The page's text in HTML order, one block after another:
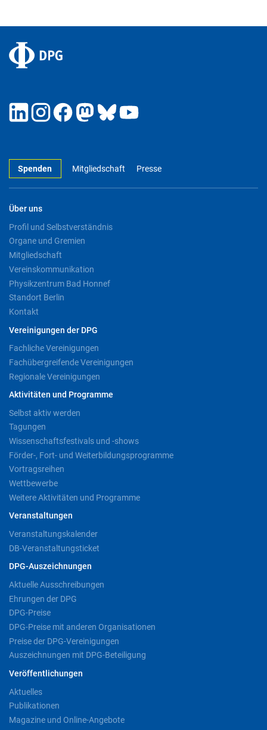
Spenden Mitgliedschaft Presse
Über uns
Profil und Selbstverständnis
Organe und Gremien
Mitgliedschaft
Vereinskommunikation
Physikzentrum Bad Honnef
Standort Berlin
Kontakt
Vereinigungen der DPG
Fachliche Vereinigungen
Fachübergreifende Vereinigungen
Regionale Vereinigungen
Aktivitäten und Programme
Selbst aktiv werden
Tagungen
Wissenschaftsfestivals und -shows
Förder-, Fort- und Weiterbildungsprogramme
Vortragsreihen
Wettbewerbe
Weitere Aktivitäten und Programme
Veranstaltungen
Veranstaltungskalender
DB-Veranstaltungsticket
DPG-Auszeichnungen
Aktuelle Ausschreibungen
Ehrungen der DPG
DPG-Preise
DPG-Preise mit anderen Organisationen
Preise der DPG-Vereinigungen
Auszeichnungen mit DPG-Beteiligung
Veröffentlichungen
Aktuelles
Publikationen
Magazine und Online-Angebote